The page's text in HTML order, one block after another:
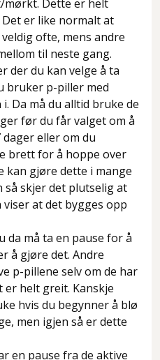
Dette er helt
er like normalt at
ofte, mens andre
til neste gang.
der du kan velge å ta
bruker p-piller med
Da må du alltid bruke de
før du får valget om å
eller om du
brett for å hoppe over
kan gjøre dette i mange
så skjer det plutselig at
at det bygges opp
da må ta en pause for å
å gjøre det. Andre
p-pillene selv om de har
helt greit. Kanskje
hvis du begynner å blø
men igjen så er dette
en pause fra de aktive